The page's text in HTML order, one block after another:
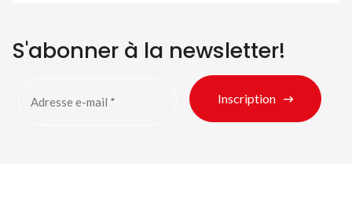
S'abonner à la newsletter!
Inscription